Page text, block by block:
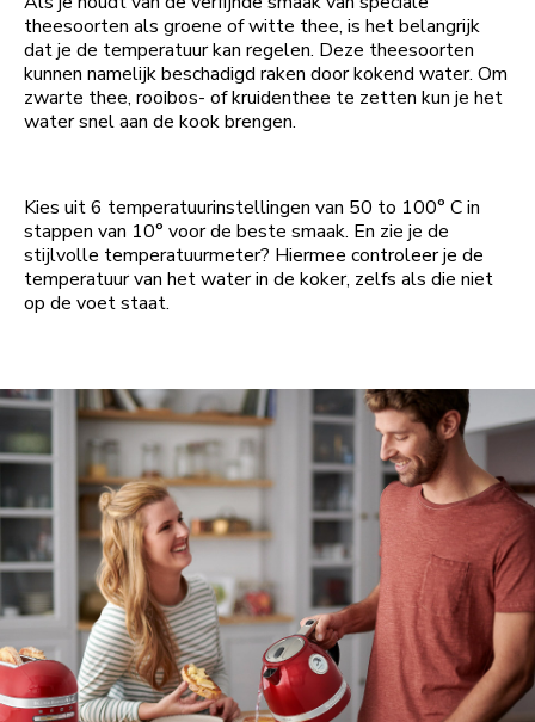
theesoorten als groene of witte thee, is het belangrijk
dat je de temperatuur kan regelen. Deze theesoorten
kunnen namelijk beschadigd raken door kokend water. Om
zwarte thee, rooibos- of kruidenthee te zetten kun je het
water snel aan de kook brengen.
Kies uit 6 temperatuurinstellingen van 50 to 100° C in
stappen van 10° voor de beste smaak. En zie je de
stijlvolle temperatuurmeter? Hiermee controleer je de
temperatuur van het water in de koker, zelfs als die niet
op de voet staat.